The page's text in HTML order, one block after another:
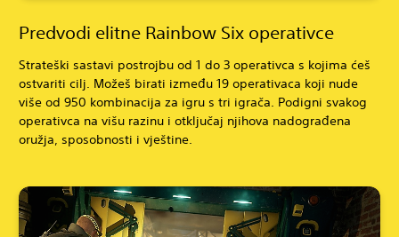
Predvodi elitne Rainbow Six operativce
Strateški sastavi postrojbu od 1 do 3 operativca s kojima ćeš
ostvariti cilj. Možeš birati između 19 operativaca koji nude
više od 950 kombinacija za igru s tri igrača. Podigni svakog
operativca na višu razinu i otključaj njihova nadograđena
oružja, sposobnosti i vještine.